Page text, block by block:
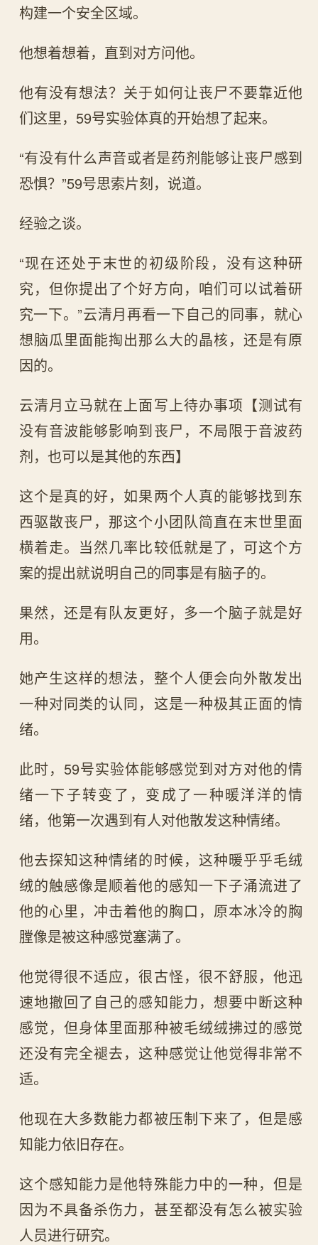
构建一个安全区域。
他想着想着，直到对方问他。
他有没有想法？关于如何让丧尸不要靠近他
们这里，59号实验体真的开始想了起来。
“有没有什么声音或者是药剂能够让丧尸感到
恐惧？”59号思索片刻，说道。
经验之谈。
“现在还处于末世的初级阶段，没有这种研
究，但你提出了个好方向，咱们可以试着研
究一下。”云清月再看一下自己的同事，就心
想脑瓜里面能掏出那么大的晶核，还是有原
因的。
云清月立马就在上面写上待办事项【测试有
没有音波能够影响到丧尸，不局限于音波药
剂，也可以是其他的东西】
这个是真的好，如果两个人真的能够找到东
西驱散丧尸，那这个小团队简直在末世里面
横着走。当然几率比较低就是了，可这个方
案的提出就说明自己的同事是有脑子的。
果然，还是有队友更好，多一个脑子就是好
用。
她产生这样的想法，整个人便会向外散发出
一种对同类的认同，这是一种极其正面的情
绪。
此时，59号实验体能够感觉到对方对他的情
绪一下子转变了，变成了一种暖洋洋的情
绪，他第一次遇到有人对他散发这种情绪。
他去探知这种情绪的时候，这种暖乎乎毛绒
绒的触感像是顺着他的感知一下子涌流进了
他的心里，冲击着他的胸口，原本冰冷的胸
膛像是被这种感觉塞满了。
他觉得很不适应，很古怪，很不舒服，他迅
速地撤回了自己的感知能力，想要中断这种
感觉，但身体里面那种被毛绒绒拂过的感觉
还没有完全褪去，这种感觉让他觉得非常不
适。
他现在大多数能力都被压制下来了，但是感
知能力依旧存在。
这个感知能力是他特殊能力中的一种，但是
因为不具备杀伤力，甚至都没有怎么被实验
人员进行研究。